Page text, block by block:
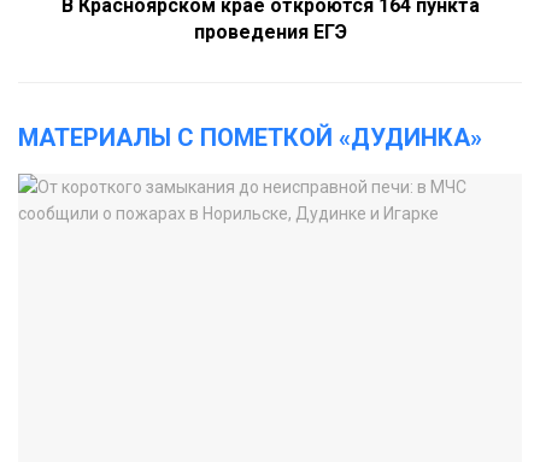
В Красноярском крае откроются 164 пункта
проведения ЕГЭ
МАТЕРИАЛЫ С ПОМЕТКОЙ «ДУДИНКА»